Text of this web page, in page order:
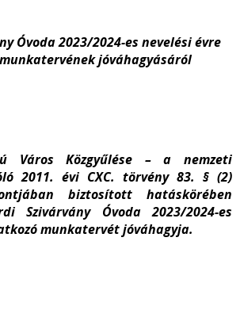
Óvoda 2023/2024-es nevelési évre
jóváhagyásáról
Város Közgyűlése – a nemzeti
2011. évi CXC. törvény 83. § (2)
biztosított hatáskörében
Szivárvány Óvoda 2023/2024-es
munkatervét jóváhagyja.